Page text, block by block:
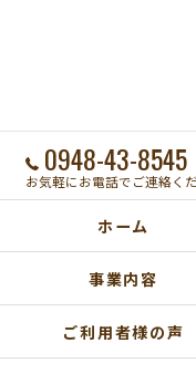
0948-43-8545
お気軽にお電話でご連絡く
ホーム
事業内容
ご利用者様の声